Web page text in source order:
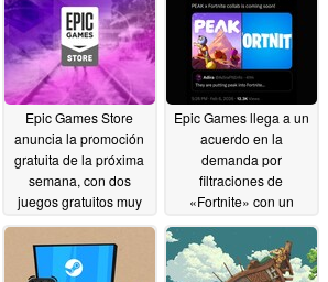
Epic Games Store
anuncia la promoción
gratuita de la próxima
semana, con dos
juegos gratuitos muy
07/10/2026
Epic Games llega a un
acuerdo en la
demanda por
filtraciones de
«Fortnite» con un
la empresa
07/10/2026